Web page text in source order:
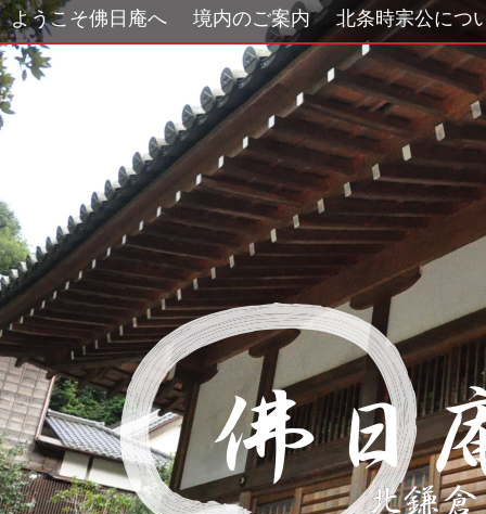
ようこそ佛日庵へ 境内のご案内 北条時宗公につ